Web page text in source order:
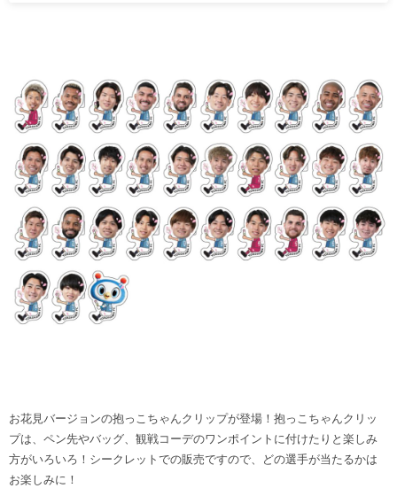
お花見バージョンの抱っこちゃんクリップが登場！抱っこちゃんクリッ
プは、ペン先やバッグ、観戦コーデのワンポイントに付けたりと楽しみ
方がいろいろ！シークレットでの販売ですので、どの選手が当たるかは
お楽しみに！